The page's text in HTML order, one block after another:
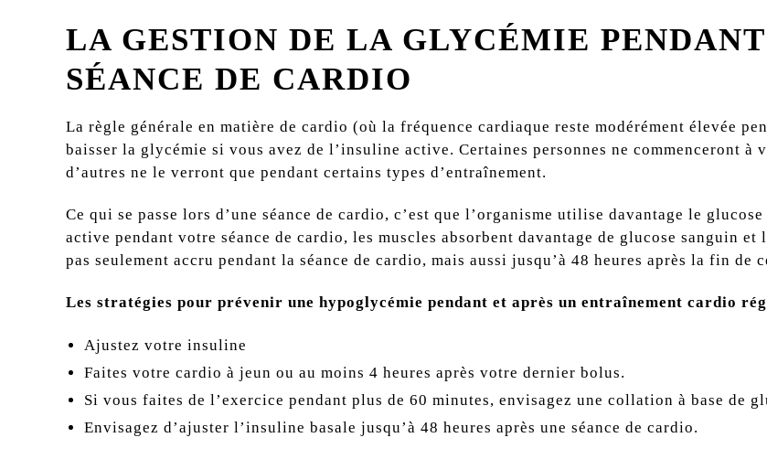
LA GESTION DE LA GLYCÉMIE PENDANT
SÉANCE DE CARDIO
La règle générale en matière de cardio (où la fréquence cardiaque reste modérément élevée
baisser la glycémie si vous avez de l’insuline active. Certaines personnes ne commenceront à
d’autres ne le verront que pendant certains types d’entraînement.
Ce qui se passe lors d’une séance de cardio, c’est que l’organisme utilise davantage le
active pendant votre séance de cardio, les muscles absorbent davantage de glucose sanguin
pas seulement accru pendant la séance de cardio, mais aussi jusqu’à 48 heures après la fin de
Les stratégies pour prévenir une hypoglycémie pendant et après un entraînement cardio
Ajustez votre insuline
Faites votre cardio à jeun ou au moins 4 heures après votre dernier bolus.
Si vous faites de l’exercice pendant plus de 60 minutes, envisagez une collation à base de
Envisagez d’ajuster l’insuline basale jusqu’à 48 heures après une séance de cardio.